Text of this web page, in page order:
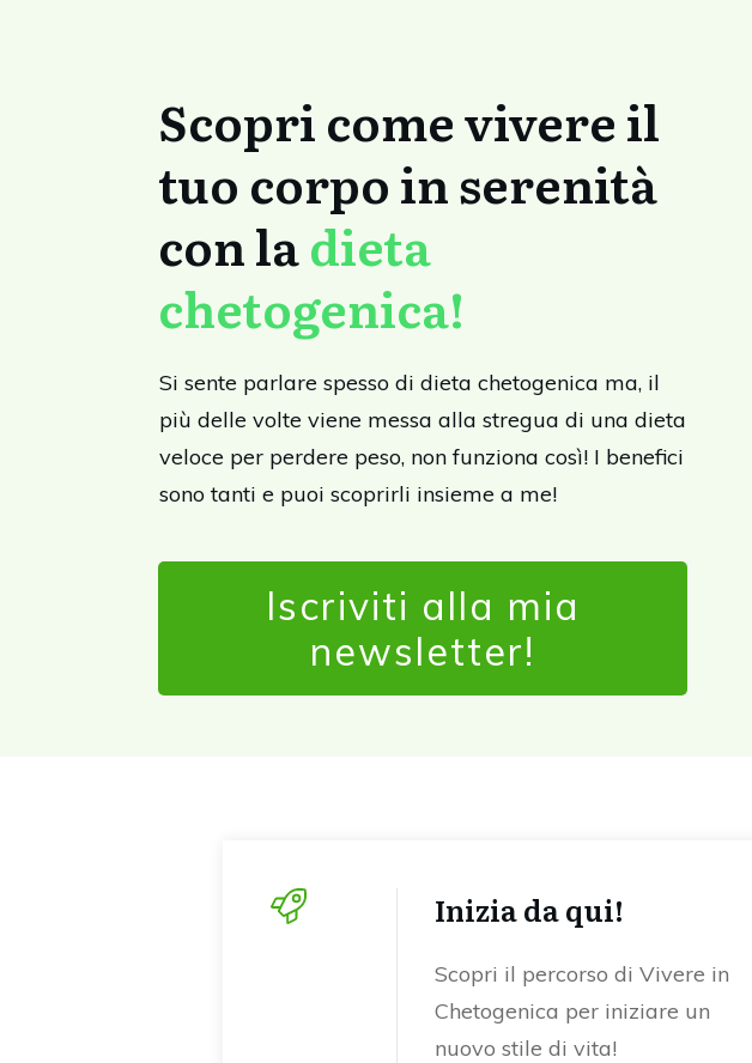
Scopri come vivere il
tuo corpo in serenità
con ladieta
chetogenica!
Si sente parlare spesso di dieta chetogenica ma, il
più delle volte viene messa alla stregua di una dieta
veloce per perdere peso, non funziona così! I benefici
sono tanti e puoi scoprirli insieme a me!
Iscriviti alla mia
newsletter!
Inizia da qui!
Scopri il percorso di Vivere in
Chetogenica per iniziare un
nuovo stile di vita!